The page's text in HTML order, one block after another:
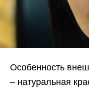
Особенность
– натуральная